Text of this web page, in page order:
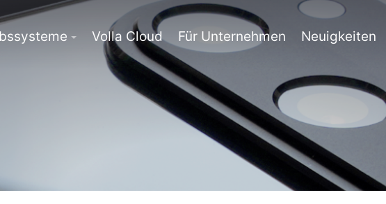
Volla Cloud Für Unternehmen Neuigkeiten